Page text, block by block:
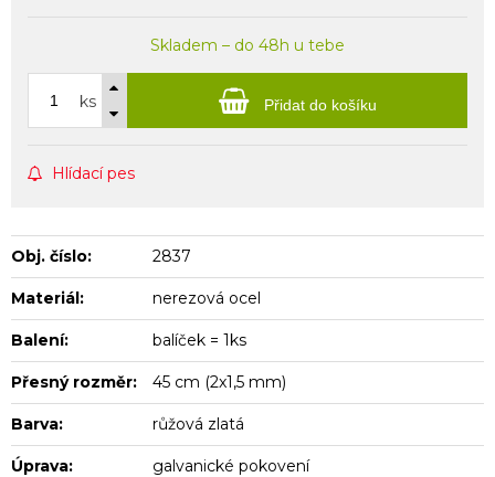
Skladem – do 48h u tebe
ks Přidat do košíku
Hlídací pes
Obj. číslo: 2837
Materiál: nerezová ocel
Balení: balíček = 1ks
Přesný rozměr: 45 cm (2x1,5 mm)
Barva: růžová zlatá
Úprava: galvanické pokovení